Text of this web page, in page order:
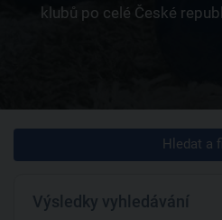
klubů po celé České
Hledat a
Výsledky vyhledávání